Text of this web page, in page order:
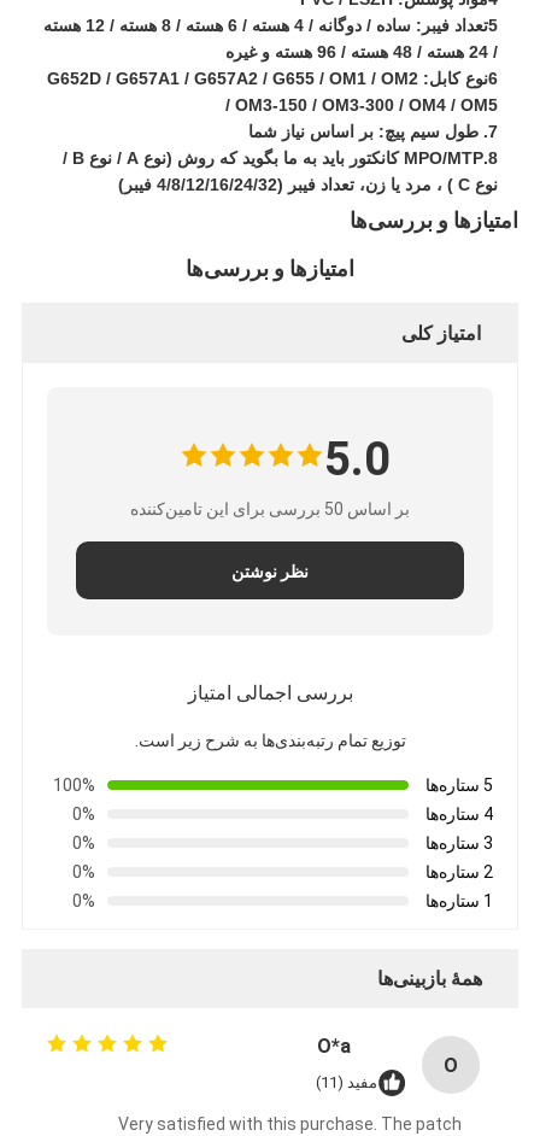
فیش نوری Patchcord
رنگدانه فیبر نوری
آداپتور فیبر نوری
اتصال فیبر نوری
کاهش دهنده فیبر نوری
جعبه خاتمه فیبر نوری
پنل پچ فیبر نوری
مبدل رسانه ای فیبر نوری
کیت ابزار فیبر نوری
PM و اجزای پرقدرت
5تعداد فیبر: ساده / دوگانه / 4 هسته / 6 هسته / 8 هسته / 12 هسته
/ 24 هسته / 48 هسته / 96 هسته و غیره
6نوع کابل: G652D / G657A1 / G657A2 / G655 / OM1 / OM2
/ OM3-150 / OM3-300 / OM4 / OM5
7. طول سیم پیچ: بر اساس نیاز شما
8.MPO/MTP کانکتور باید به ما بگوید که روش (نوع A / نوع B /
نوع C ) ، مرد یا زن، تعداد فیبر (4/8/12/16/24/32 فیبر)
امتیازها و بررسی‌ها
امتیازها و بررسی‌ها
امتیاز کلی
5.0
بر اساس 50 بررسی برای این تامین‌کننده
نظر نوشتن
بررسی اجمالی امتیاز
توزیع تمام رتبه‌بندی‌ها به شرح زیر است.
5 ستاره‌ها
100%
4 ستاره‌ها
0%
3 ستاره‌ها
0%
2 ستاره‌ها
0%
1 ستاره‌ها
0%
همهٔ بازبینی‌ها
O
O*a
مفید (11)
Very satisfied with this purchase. The patch